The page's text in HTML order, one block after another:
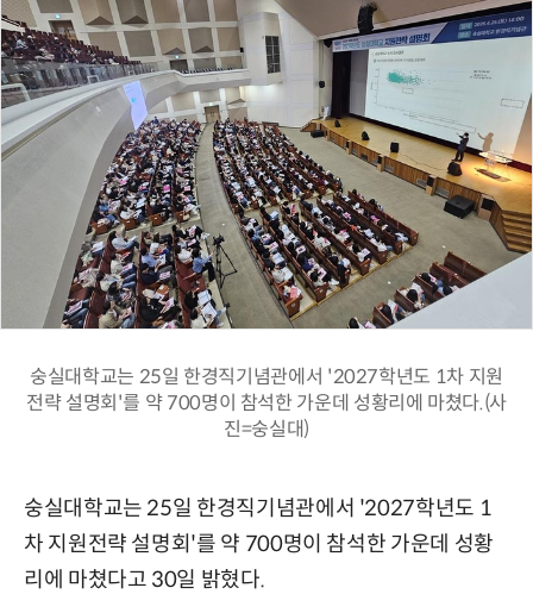
숭실대학교는 25일 한경직기념관에서 '2027학년도 1차 지원
전략 설명회'를 약 700명이 참석한 가운데 성황리에 마쳤다.(사
진=숭실대)
숭실대학교는 25일 한경직기념관에서 '2027학년도 1
차 지원전략 설명회'를 약 700명이 참석한 가운데 성황
리에 마쳤다고 30일 밝혔다.